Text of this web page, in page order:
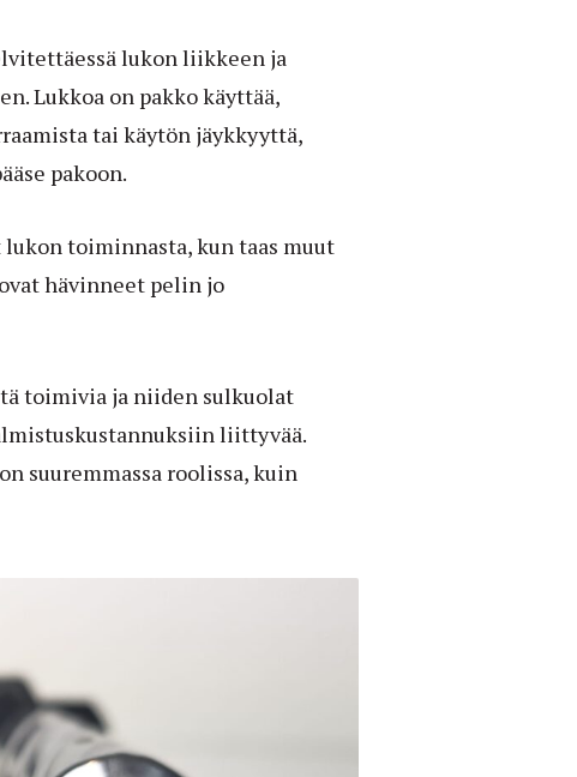
lukon liikkeen ja
Lukkoa on pakko käyttää,
tai käytön jäykkyyttä,
pakoon.
toiminnasta, kun taas muut
hävinneet pelin jo
toimivia ja niiden sulkuolat
liittyvää.
suuremmassa roolissa, kuin